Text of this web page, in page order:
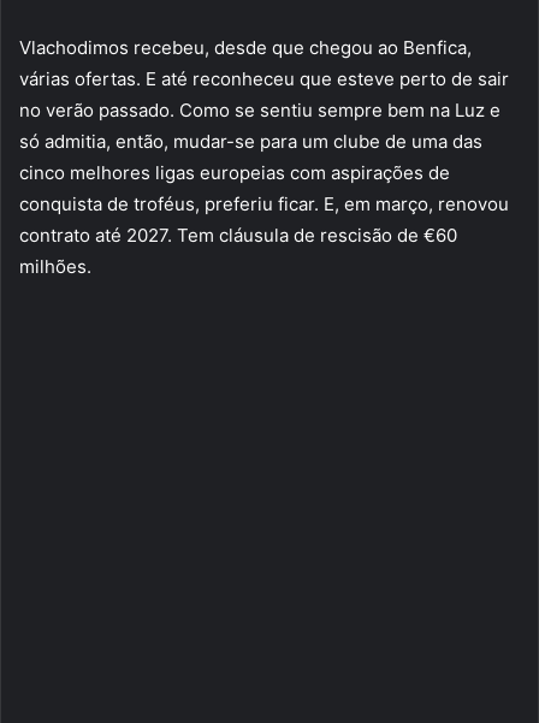
Vlachodimos recebeu, desde que chegou ao Benfica,
várias ofertas. E até reconheceu que esteve perto de sair
no verão passado. Como se sentiu sempre bem na Luz e
só admitia, então, mudar-se para um clube de uma das
cinco melhores ligas europeias com aspirações de
conquista de troféus, preferiu ficar. E, em março, renovou
contrato até 2027. Tem cláusula de rescisão de €60
milhões.